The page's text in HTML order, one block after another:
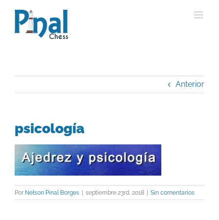
contenido
Anterior
psicología
Por Nelson Pinal Borges | septiembre 23rd, 2018 | Sin comentarios